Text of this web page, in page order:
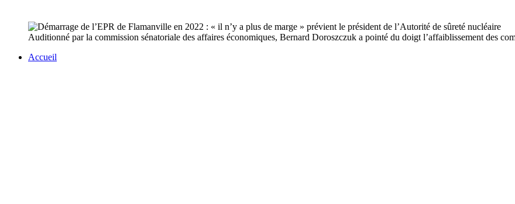
Auditionné par la commission sénatoriale des affaires économiques, Bernard Doroszczuk a pointé du doigt l’affaiblissement des
Accueil